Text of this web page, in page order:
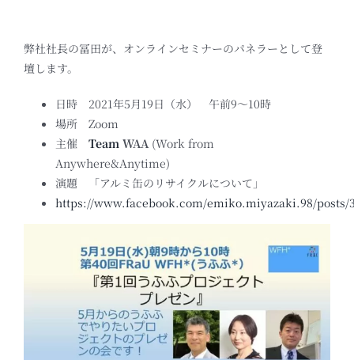
弊社社長の冨田が、オンラインセミナーのパネラーとして登
壇します。
日時 2021年5月19日（水） 午前9～10時
場所 Zoom
主催 Team WAA(Work from
Anywhere&Anytime)
演題 「アルミ缶のリサイクルについて」
https://www.facebook.com/emiko.miyazaki.98/posts/